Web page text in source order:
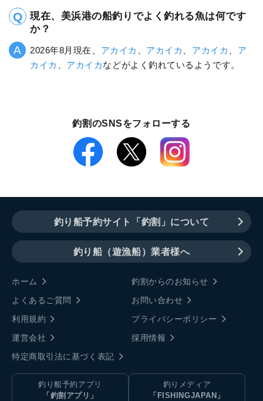
現在、美浜港の船釣りでよく釣れる魚は何です
か？
2026年8月現在、 アカイカ アカイカ アカイカ
ア
カイカ
アカイカなどがよく釣れているようです。
釣割のSNSをフォローする
釣り船予約サイト「釣割」について
釣り船（遊漁船）業者様へ
ホーム
釣割からのお知らせ
よくあるご質問
お問い合わせ
利用規約
プライバシーポリシー
運営会社
採用情報
特定商取引法に基づく表記
釣り船予約アプリ
「釣割アプリ」
釣りメディア
「FISHINGJAPAN」